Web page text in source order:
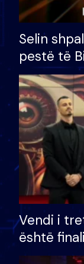
Selin
pestë të
çmimin e
Vendi i
është